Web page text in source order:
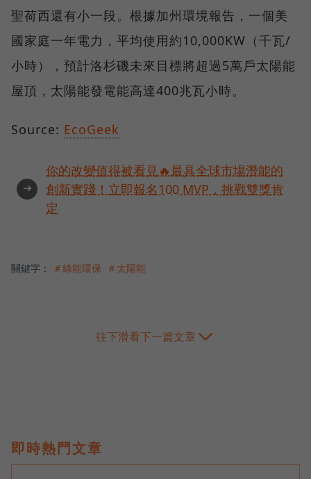
聖荷西還有小一段。根據加州環境報告，一個美
國家庭一年電力，平均使用約10,000KW（千瓦/
小時），預計洛杉磯未來目標將超過5萬戶太陽能
屋頂，太陽能發電能高達400兆瓦小時。
Source: EcoGeek
➜
你的改變值得被看見🔥最具全球市場潛能的
創新實踐！立即報名100 MVP，挑戰雙獎肯
定
關鍵字： ＃綠能環保 ＃太陽能
往下滑看下一篇文章
即時熱門文章